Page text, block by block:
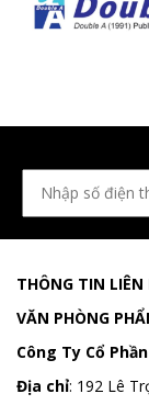
THÔNG TIN LIÊN
VĂN PHÒNG
Công Ty Cổ
Địa chỉ: 192 Lê